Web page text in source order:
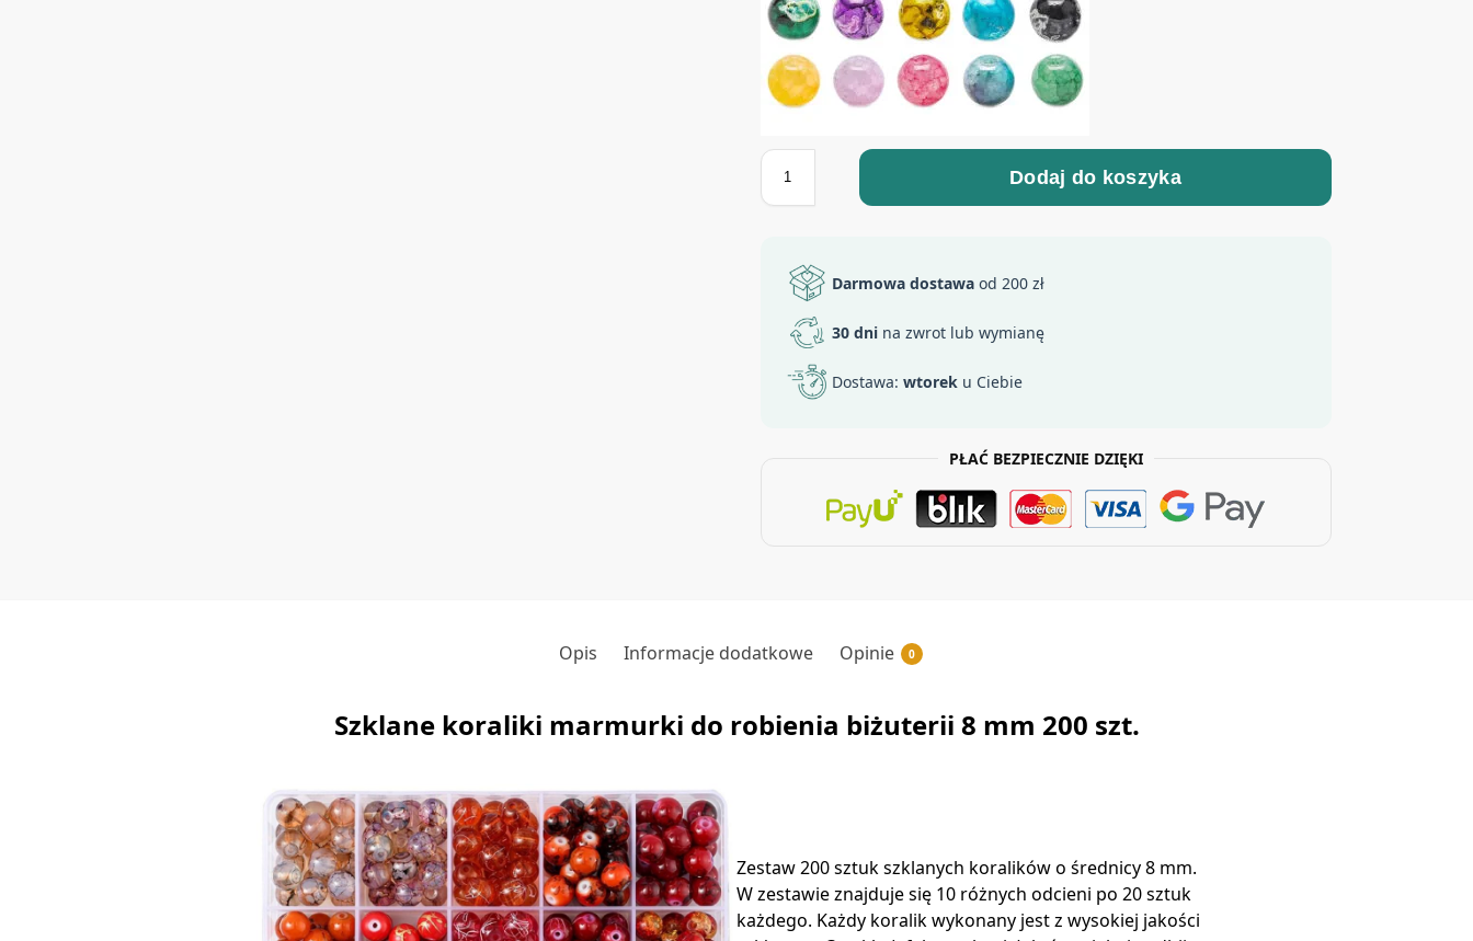
Dodaj do koszyka
Darmowa dostawaod 200 zł
30 dnina zwrot lub wymianę
Dostawa: wtoreku Ciebie
PŁAĆ BEZPIECZNIE DZIĘKI
Opis Informacje dodatkowe Opinie 0
Szklane koraliki marmurki do robienia biżuterii 8 mm 200 szt.
Zestaw 200 sztuk szklanych koralików o średnicy 8 mm.
W zestawie znajduje się 10 różnych odcieni po 20 sztuk
każdego. Każdy koralik wykonany jest z wysokiej jakości